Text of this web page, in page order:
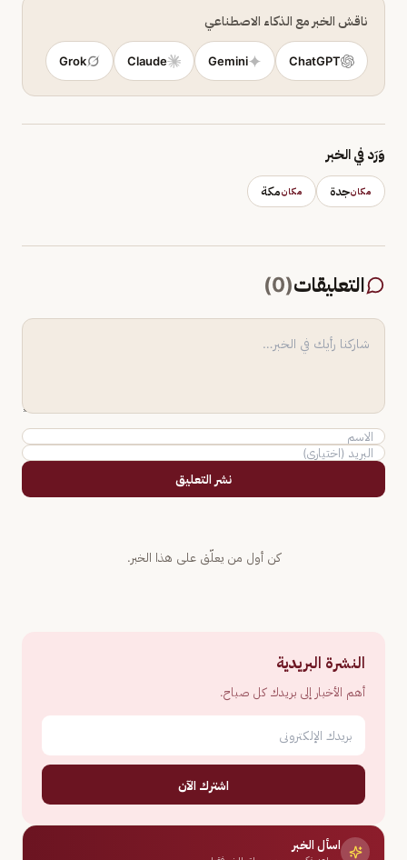
ناقش الخبر مع الذكاء الاصطناعي
ChatGPT
Gemini
Claude
Grok
وَرَد في الخبر
مكانجدة مكانمكة
التعليقات(
0
)
نشر التعليق
كن أول من يعلّق على هذا الخبر.
النشرة البريدية
أهم الأخبار إلى بريدك كل صباح.
اشترك الآن
اسأل الخبر